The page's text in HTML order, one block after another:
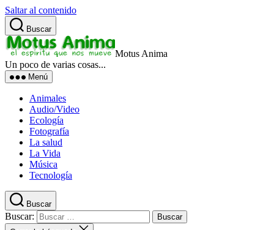
Saltar al contenido
Buscar
Motus Anima
Un poco de varias cosas...
Menú
Animales
Audio/Video
Ecología
Fotografía
La salud
La Vida
Música
Tecnología
Buscar
Buscar: